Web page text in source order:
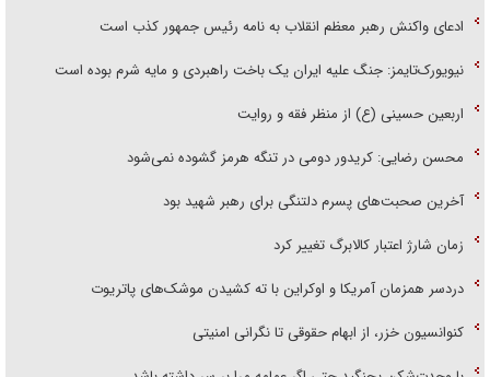
ادعای واکنش رهبر معظم انقلاب به نامه رئیس جمهور کذب است
نیویورک‌تایمز: جنگ علیه ایران یک باخت راهبردی و مایه شرم بوده است
اربعین حسینی (ع) از منظر فقه و روایت
محسن رضایی: کریدور دومی در تنگه هرمز گشوده نمی‌شود
آخرین صحبت‌های پسرم دلتنگی برای رهبر شهید بود
زمان شارژ اعتبار کالابرگ تغییر کرد
دردسر همزمان آمریکا و اوکراین با ته کشیدن موشک‌های پاتریوت
کنوانسیون خزر، از ابهام حقوقی تا نگرانی امنیتی